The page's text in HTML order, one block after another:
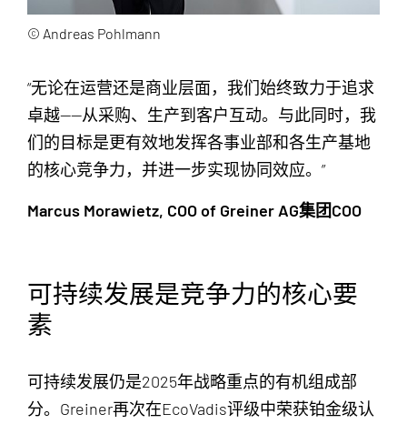
© Andreas Pohlmann
“无论在运营还是商业层面，我们始终致力于追求
卓越——从采购、生产到客户互动。与此同时，我
们的目标是更有效地发挥各事业部和各生产基地
的核心竞争力，并进一步实现协同效应。”
Marcus Morawietz, COO of Greiner AG集团COO
可持续发展是竞争力的核心要
素
可持续发展仍是2025年战略重点的有机组成部
分。Greiner再次在EcoVadis评级中荣获铂金级认